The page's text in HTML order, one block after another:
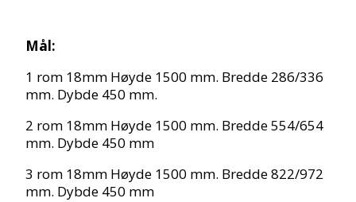
Mål:
1 rom 18mm Høyde 1500 mm. Bredde 286/336
mm. Dybde 450 mm.
2 rom 18mm Høyde 1500 mm. Bredde 554/654
mm. Dybde 450 mm
3 rom 18mm Høyde 1500 mm. Bredde 822/972
mm. Dybde 450 mm